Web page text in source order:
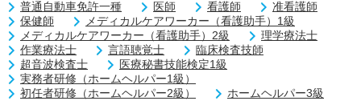
普通自動車免許一種 医師 看護師
准看護師
保健師
メディカルケアワーカー（看護助手）1級
メディカルケアワーカー（看護助手）2級
理学療法士
作業療法士
言語聴覚士
臨床検査技師
超音波検査士
医療秘書技能検定1級
実務者研修（ホームヘルパー1級）
初任者研修（ホームヘルパー2級）
ホームヘルパー3級